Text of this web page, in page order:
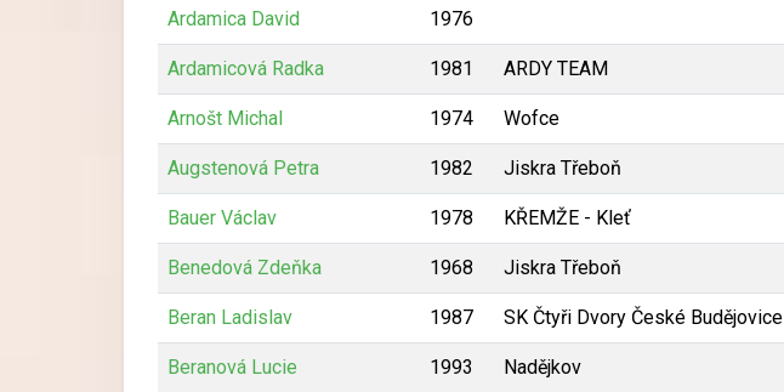
Ardamica David 1976
Ardamicová Radka 1981 ARDY TEAM
Arnošt Michal 1974 Wofce
Augstenová Petra 1982 Jiskra Třeboň
Bauer Václav 1978 KŘEMŽE - Kleť
Benedová Zdeňka 1968 Jiskra Třeboň
Beran Ladislav 1987 SK Čtyři Dvory České Budějovice
Beranová Lucie 1993 Nadějkov